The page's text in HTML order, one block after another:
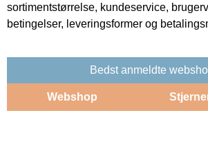
sortimentstørrelse, kundeservice,
betingelser, leveringsformer og
Bedst anmeldte
Webshop